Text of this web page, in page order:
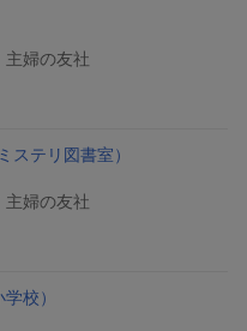
主婦の友社
ミステリ図書室）
主婦の友社
学校）